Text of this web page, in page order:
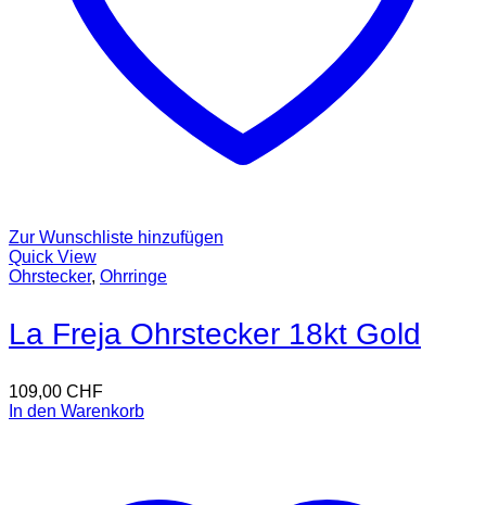
Zur Wunschliste hinzufügen
Quick View
Ohrstecker, Ohrringe
La Freja Ohrstecker 18kt Gold
109,00 CHF
In den Warenkorb